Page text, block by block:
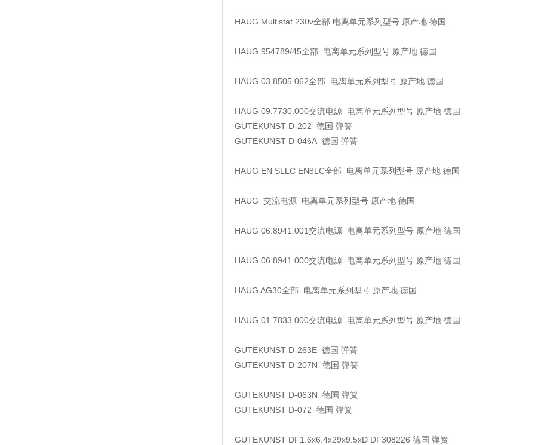
HAUG Multistat 230v全部 电离单元系列型号 原产地 德国
HAUG 954789/45全部 电离单元系列型号 原产地 德国
HAUG 03.8505.062全部 电离单元系列型号 原产地 德国
HAUG 09.7730.000交流电源 电离单元系列型号 原产地 德国
GUTEKUNST D-202 德国 弹簧
GUTEKUNST D-046A 德国 弹簧
HAUG EN SLLC EN8LC全部 电离单元系列型号 原产地 德国
HAUG 交流电源 电离单元系列型号 原产地 德国
HAUG 06.8941.001交流电源 电离单元系列型号 原产地 德国
HAUG 06.8941.000交流电源 电离单元系列型号 原产地 德国
HAUG AG30全部 电离单元系列型号 原产地 德国
HAUG 01.7833.000交流电源 电离单元系列型号 原产地 德国
GUTEKUNST D-263E 德国 弹簧
GUTEKUNST D-207N 德国 弹簧
GUTEKUNST D-063N 德国 弹簧
GUTEKUNST D-072 德国 弹簧
GUTEKUNST DF1.6x6.4x29x9.5xD DF308226 德国 弹簧